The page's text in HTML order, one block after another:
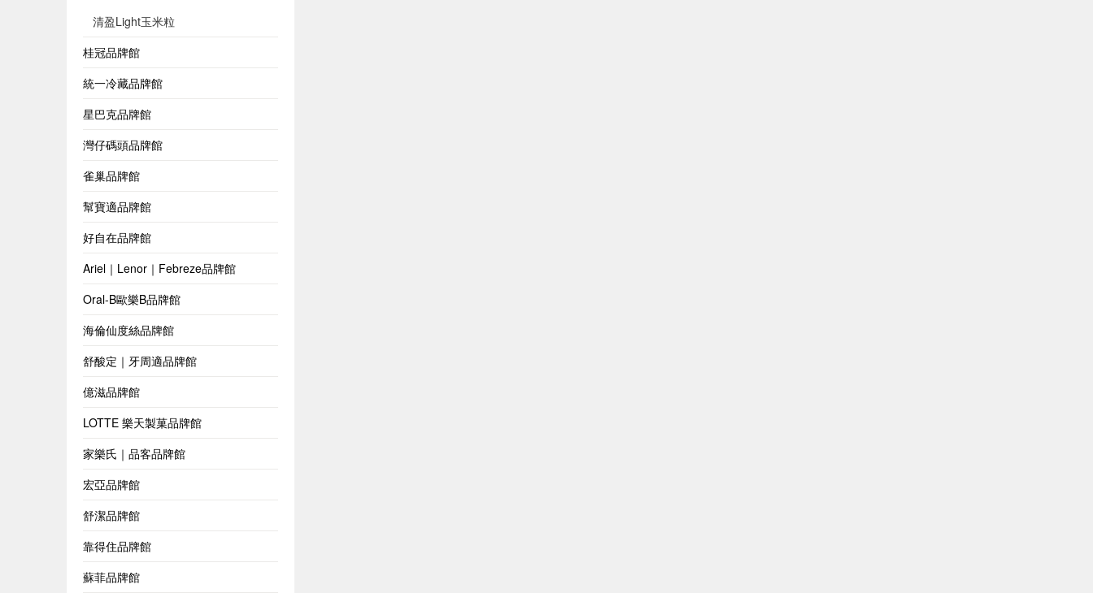
清盈Light玉米粒
桂冠品牌館
統一冷藏品牌館
星巴克品牌館
灣仔碼頭品牌館
雀巢品牌館
幫寶適品牌館
好自在品牌館
Ariel｜Lenor｜Febreze品牌館
Oral-B歐樂B品牌館
海倫仙度絲品牌館
舒酸定｜牙周適品牌館
億滋品牌館
LOTTE 樂天製菓品牌館
家樂氏｜品客品牌館
宏亞品牌館
舒潔品牌館
靠得住品牌館
蘇菲品牌館